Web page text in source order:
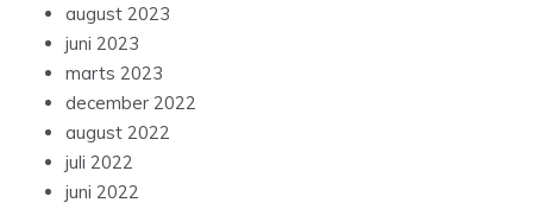
august 2023
juni 2023
marts 2023
december 2022
august 2022
juli 2022
juni 2022